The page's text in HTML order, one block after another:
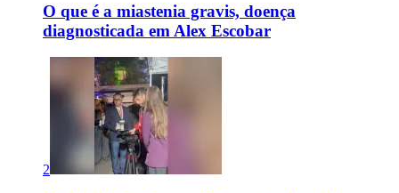
O que é a miastenia gravis, doença
diagnosticada em Alex Escobar
2